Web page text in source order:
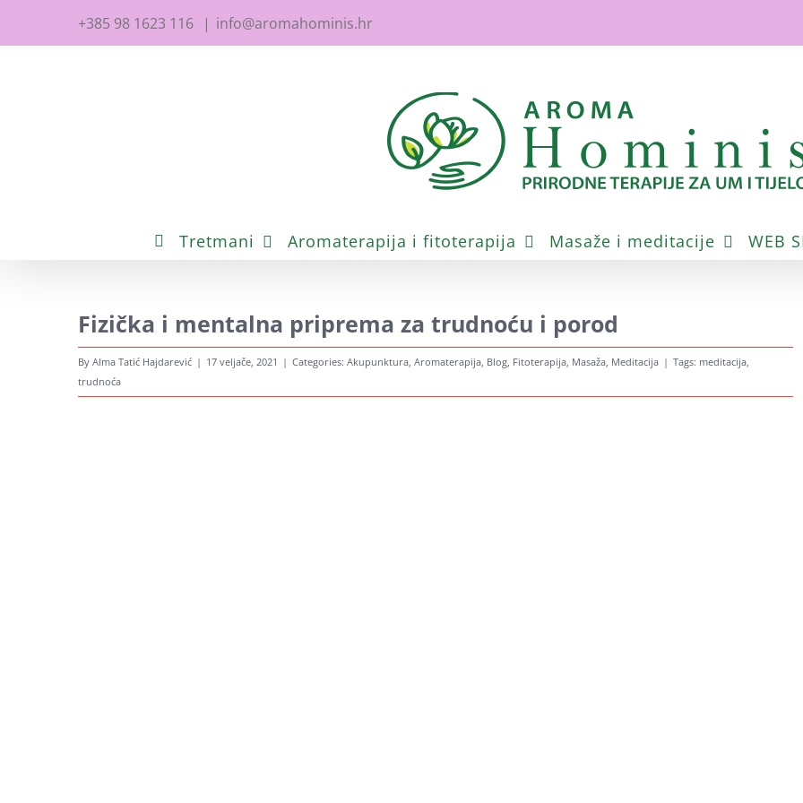
+385 98 1623 116 | info@aromahominis.hr
Tretmani Aromaterapija i fitoterapija Masaže i meditacije WEB
Fizička i mentalna priprema za trudnoću i porod
By Alma Tatić Hajdarević | 17 veljače, 2021 | Categories: Akupunktura, Aromaterapija, Blog, Fitoterapija, Masaža, Meditacija | Tags: meditacija,
trudnoća